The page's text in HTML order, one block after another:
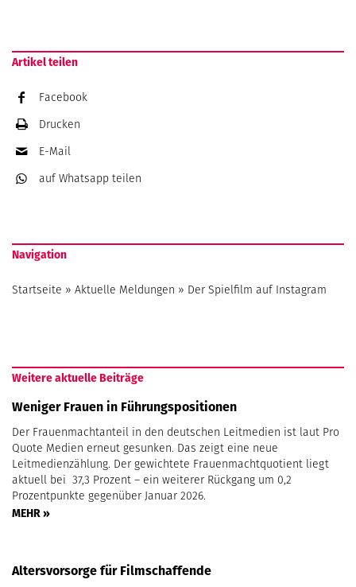
Artikel teilen
Facebook
Drucken
E-Mail
auf Whatsapp teilen
Navigation
Startseite » Aktuelle Meldungen » Der Spielfilm auf Instagram
Weitere aktuelle Beiträge
Weniger Frauen in Führungspositionen
Der Frauenmachtanteil in den deutschen Leitmedien ist laut Pro
Quote Medien erneut gesunken. Das zeigt eine neue
Leitmedienzählung. Der gewichtete Frauenmachtquotient liegt
aktuell bei 37,3 Prozent – ein weiterer Rückgang um 0,2
Prozentpunkte gegenüber Januar 2026.
MEHR »
Altersvorsorge für Filmschaffende